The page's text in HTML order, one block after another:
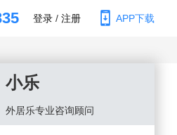
登录 / 注册 APP下载
小乐
外居乐专业咨询顾问